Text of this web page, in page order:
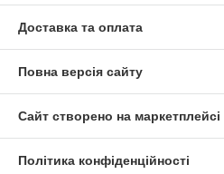
Доставка та оплата
Повна версія сайту
Сайт створено на маркетплейсі
Політика конфіденційності